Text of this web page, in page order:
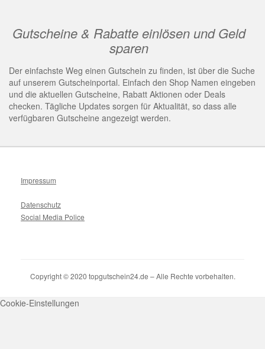
Gutscheine & Rabatte einlösen und Geld
sparen
Der einfachste Weg einen Gutschein zu finden, ist über die Suche
auf unserem Gutscheinportal. Einfach den Shop Namen eingeben
und die aktuellen Gutscheine, Rabatt Aktionen oder Deals
checken. Tägliche Updates sorgen für Aktualität, so dass alle
verfügbaren Gutscheine angezeigt werden.
Impressum
Datenschutz
Social Media Police
Copyright © 2020 topgutschein24.de – Alle Rechte vorbehalten.
Cookie-Einstellungen